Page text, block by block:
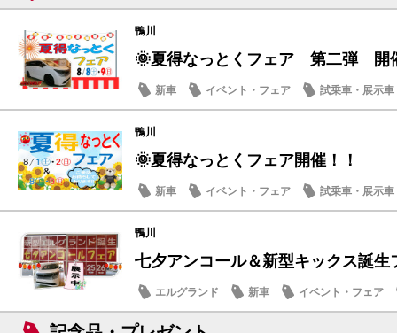
鴨川
🌞夏得なっとくフェア 第二弾 開
新車 イベント・フェア
試乗車・展示車
営業日・店休日
鴨川
🌞夏得なっとくフェア開催！！
新車 イベント・フェア 試乗車・展示車
鴨川
七夕アンコール＆新型キックス誕
エルグランド 新車
イベント・フェア
メンテナンス商品